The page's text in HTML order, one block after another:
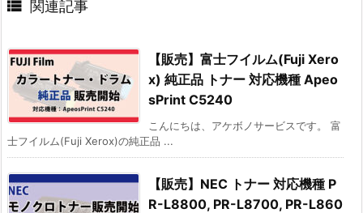
 関連記事
【販売】富士フイルム(Fuji Xero
x) 純正品 トナー 対応機種 Apeo
sPrint C5240
こんにちは、アケボノサービスです。 富
士フイルム(Fuji Xerox)の純正品 ...
【販売】NEC トナー 対応機種 P
R-L8800, PR-L8700, PR-L860